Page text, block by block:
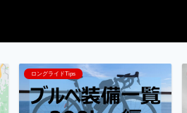
ロングライドTips